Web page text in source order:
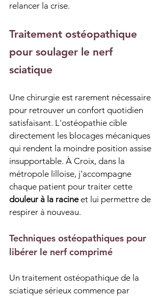
relancer la crise.
Traitement ostéopathique
pour soulager le nerf
sciatique
Une chirurgie est rarement nécessaire
pour retrouver un confort quotidien
satisfaisant. L'ostéopathie cible
directement les blocages mécaniques
qui rendent la moindre position assise
insupportable. À Croix, dans la
métropole lilloise, j'accompagne
chaque patient pour traiter cette
douleur à la racine et lui permettre de
respirer à nouveau.
Techniques ostéopathiques pour
libérer le nerf comprimé
Un traitement ostéopathique de la
sciatique sérieux commence par